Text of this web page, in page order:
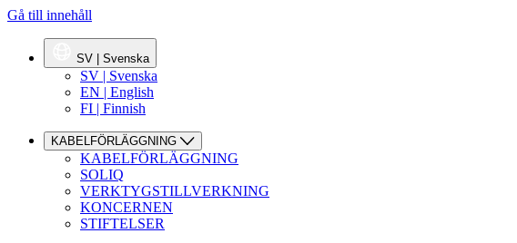
Gå till innehåll
SV | Svenska
SV | Svenska
EN | English
FI | Finnish
KABELFÖRLÄGGNING
KABELFÖRLÄGGNING
SOLIQ
VERKTYGSTILLVERKNING
KONCERNEN
STIFTELSER